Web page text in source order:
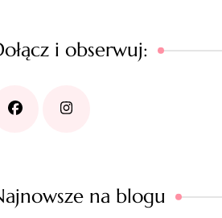
i obserwuj:
na blogu